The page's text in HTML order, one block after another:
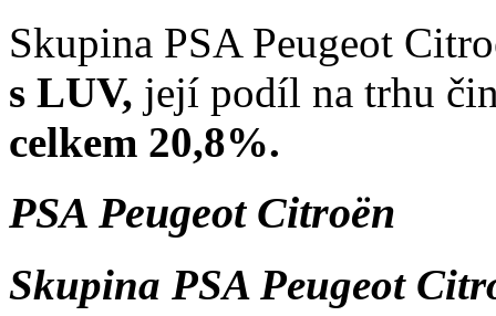
Skupina PSA Peugeot
s LUV, její podíl na trhu
celkem 20,8%.
PSA Peugeot Citroën
Skupina PSA Peugeot